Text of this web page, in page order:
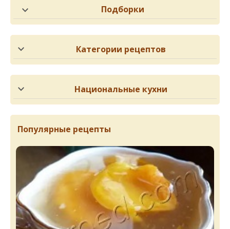
Подборки
Категории рецептов
Национальные кухни
Популярные рецепты